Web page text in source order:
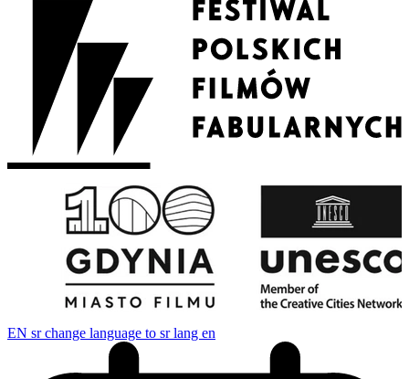
EN sr change language to sr lang en